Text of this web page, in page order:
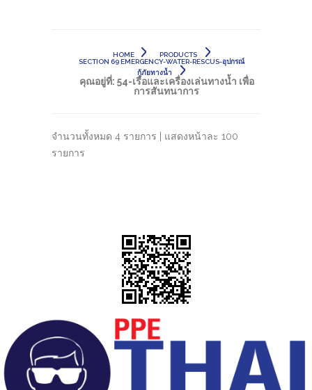
HOME
PRODUCTS
SECTION 69 EMERGENCY-WATER-RESCUS-อุปกรณ์
กู้ภัยทางน้ำ
คุณอยู่ที่: 54-เรือและเครื่องเล่นทางน้ำ เพื่อ
การสันทนาการ
จำนวนทั้งหมด 4 รายการ | แสดงหน้าละ 100
รายการ